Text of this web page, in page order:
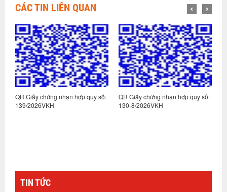
CÁC TIN LIÊN QUAN
QR Giấy chứng nhận hợp quy số:
139/2026VKH
QR Giấy chứng nhận hợp quy số:
130-8/2026VKH
TIN TỨC